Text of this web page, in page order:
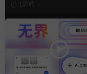
1周前